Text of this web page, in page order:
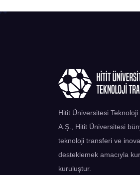
Hitit Üniversitesi
A.Ş., Hitit Üniversitesi
teknoloji transferi ve
desteklemek amacıyla
kuruluştur.